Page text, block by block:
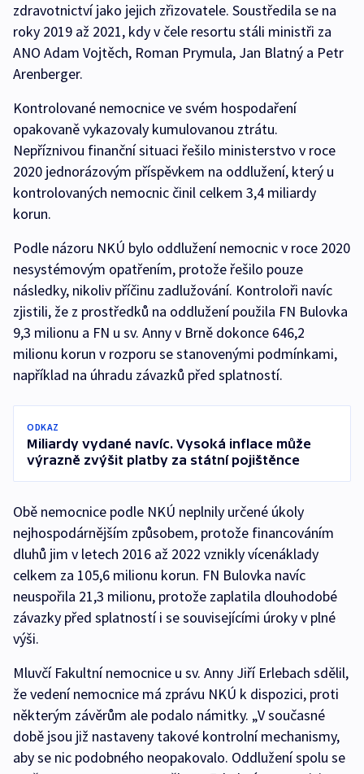
zdravotnictví jako jejich zřizovatele. Soustředila se na
roky 2019 až 2021, kdy v čele resortu stáli ministři za
ANO Adam Vojtěch, Roman Prymula, Jan Blatný a Petr
Arenberger.
Kontrolované nemocnice ve svém hospodaření
opakovaně vykazovaly kumulovanou ztrátu.
Nepříznivou finanční situaci řešilo ministerstvo v roce
2020 jednorázovým příspěvkem na oddlužení, který u
kontrolovaných nemocnic činil celkem 3,4 miliardy
korun.
Podle názoru NKÚ bylo oddlužení nemocnic v roce 2020
nesystémovým opatřením, protože řešilo pouze
následky, nikoliv příčinu zadlužování. Kontroloři navíc
zjistili, že z prostředků na oddlužení použila FN Bulovka
9,3 milionu a FN u sv. Anny v Brně dokonce 646,2
milionu korun v rozporu se stanovenými podmínkami,
například na úhradu závazků před splatností.
ODKAZ
Miliardy vydané navíc. Vysoká inflace může
výrazně zvýšit platby za státní pojištěnce
Obě nemocnice podle NKÚ neplnily určené úkoly
nejhospodárnějším způsobem, protože financováním
dluhů jim v letech 2016 až 2022 vznikly vícenáklady
celkem za 105,6 milionu korun. FN Bulovka navíc
neuspořila 21,3 milionu, protože zaplatila dlouhodobé
závazky před splatností i se souvisejícími úroky v plné
výši.
Mluvčí Fakultní nemocnice u sv. Anny Jiří Erlebach sdělil,
že vedení nemocnice má zprávu NKÚ k dispozici, proti
některým závěrům ale podalo námitky. „V současné
době jsou již nastaveny takové kontrolní mechanismy,
aby se nic podobného neopakovalo. Oddlužení spolu se